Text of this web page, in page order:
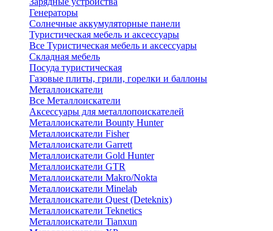
Генераторы
Солнечные аккумуляторные панели
Туристическая мебель и аксессуары
Все Туристическая мебель и аксессуары
Складная мебель
Посуда туристическая
Газовые плиты, грили, горелки и баллоны
Металлоискатели
Все Металлоискатели
Аксессуары для металлопоискателей
Металлоискатели Bounty Hunter
Металлоискатели Fisher
Металлоискатели Garrett
Металлоискатели Gold Hunter
Металлоискатели GTR
Металлоискатели Makro/Nokta
Металлоискатели Minelab
Металлоискатели Quest (Deteknix)
Металлоискатели Teknetics
Металлоискатели Tianxun